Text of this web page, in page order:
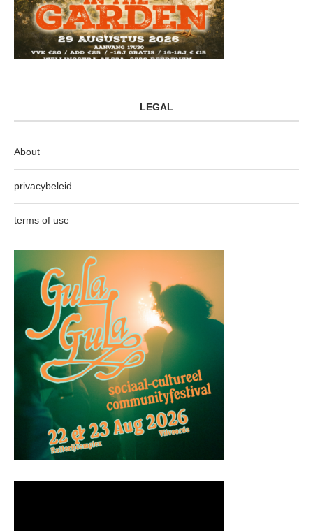
LEGAL
About
privacybeleid
terms of use